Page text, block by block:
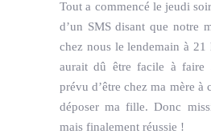
Tout a commencé le jeudi
d’un SMS disant que notre
chez nous le lendemain à 21
aurait dû être facile à faire
prévu d’être chez ma mère à
déposer ma fille. Donc
mais finalement réussie !